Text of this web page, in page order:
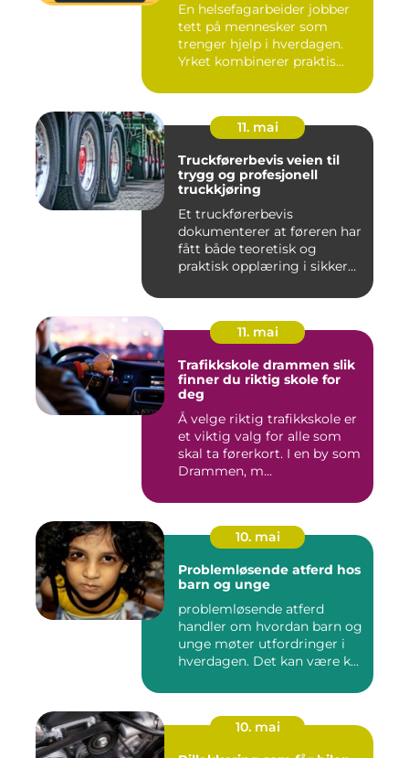
En helsefagarbeider jobber
tett på mennesker som
trenger hjelp i hverdagen.
Yrket kombinerer praktis...
11. mai
Truckførerbevis veien til
trygg og profesjonell
truckkjøring
Et truckførerbevis
dokumenterer at føreren har
fått både teoretisk og
praktisk opplæring i sikker
11. mai
Trafikkskole drammen slik
finner du riktig skole for
deg
Å velge riktig trafikkskole er
et viktig valg for alle som
skal ta førerkort. I en by som
Drammen, m...
10. mai
Problemløsende atferd hos
barn og unge
problemløsende atferd
handler om hvordan barn og
unge møter utfordringer i
hverdagen. Det kan være k...
10. mai